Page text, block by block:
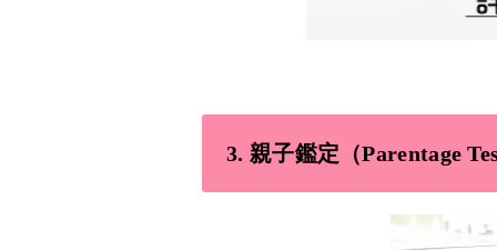
3. 親子鑑定（Parentage